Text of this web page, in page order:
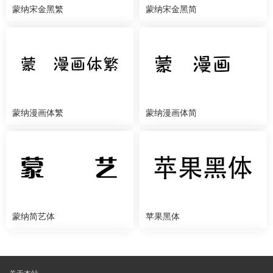
蒙纳宋金黑繁 蒙纳宋金黑简
蒙纳漫画体繁 蒙纳漫画体简
蒙纳简艺体 苹果黑体